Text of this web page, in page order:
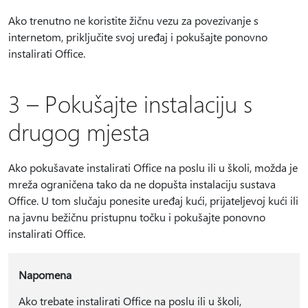
Ako trenutno ne koristite žičnu vezu za povezivanje s
internetom, priključite svoj uređaj i pokušajte ponovno
instalirati Office.
3 – Pokušajte instalaciju s
drugog mjesta
Ako pokušavate instalirati Office na poslu ili u školi, možda je
mreža ograničena tako da ne dopušta instalaciju sustava
Office. U tom slučaju ponesite uređaj kući, prijateljevoj kući ili
na javnu bežičnu pristupnu točku i pokušajte ponovno
instalirati Office.
Napomena
Ako trebate instalirati Office na poslu ili u školi,